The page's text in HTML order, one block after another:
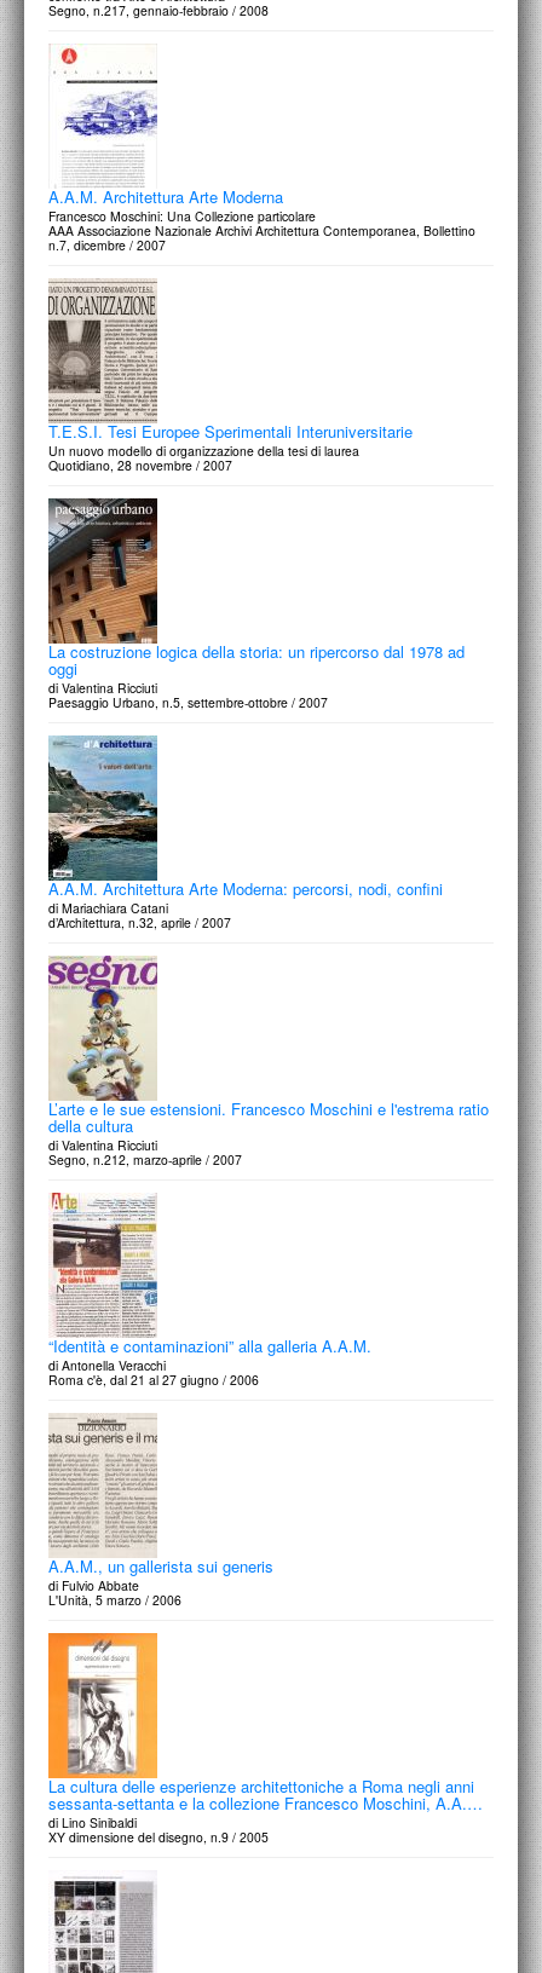
Segno, n.217, gennaio-febbraio / 2008
A.A.M. Architettura Arte Moderna
Francesco Moschini: Una Collezione particolare
AAA Associazione Nazionale Archivi Architettura Contemporanea, Bollettino
n.7, dicembre / 2007
T.E.S.I. Tesi Europee Sperimentali Interuniversitarie
Un nuovo modello di organizzazione della tesi di laurea
Quotidiano, 28 novembre / 2007
La costruzione logica della storia: un ripercorso dal 1978 ad
oggi
di Valentina Ricciuti
Paesaggio Urbano, n.5, settembre-ottobre / 2007
A.A.M. Architettura Arte Moderna: percorsi, nodi, confini
di Mariachiara Catani
d’Architettura, n.32, aprile / 2007
L’arte e le sue estensioni. Francesco Moschini e l'estrema ratio
della cultura
di Valentina Ricciuti
Segno, n.212, marzo-aprile / 2007
“Identità e contaminazioni” alla galleria A.A.M.
di Antonella Veracchi
Roma c'è, dal 21 al 27 giugno / 2006
A.A.M., un gallerista sui generis
di Fulvio Abbate
L'Unità, 5 marzo / 2006
La cultura delle esperienze architettoniche a Roma negli anni
sessanta-settanta e la collezione Francesco Moschini, A.A.…
di Lino Sinibaldi
XY dimensione del disegno, n.9 / 2005